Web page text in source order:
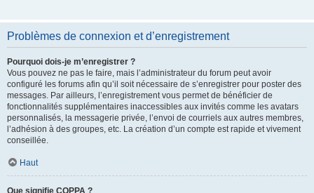
Problèmes de connexion et d’enregistrement
Pourquoi dois-je m’enregistrer ?
Vous pouvez ne pas le faire, mais l’administrateur du forum peut avoir
configuré les forums afin qu’il soit nécessaire de s’enregistrer pour poster des
messages. Par ailleurs, l’enregistrement vous permet de bénéficier de
fonctionnalités supplémentaires inaccessibles aux invités comme les avatars
personnalisés, la messagerie privée, l’envoi de courriels aux autres membres,
l’adhésion à des groupes, etc. La création d’un compte est rapide et vivement
conseillée.
Haut
Que signifie COPPA ?